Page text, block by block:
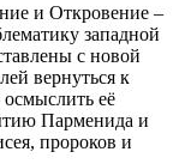
и Откровение –
западной
с новой
вернуться к
её
Парменида и
пророков и